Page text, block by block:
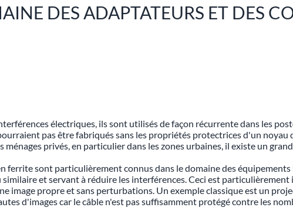
DES ADAPTATEURS ET DES
électriques, ils sont utilisés de façon récurrente dans les
pas être fabriqués sans les propriétés protectrices d'un
privés, en particulier dans les zones urbaines, il existe un
sont particulièrement connus dans le domaine des
et servant à réduire les interférences. Ceci est
propre et sans perturbations. Un exemple classique est un
d'images car le câble n'est pas suffisamment protégé contre les